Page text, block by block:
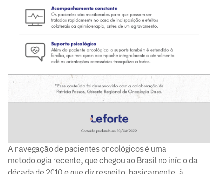
A navegação de pacientes oncológicos é uma
metodologia recente, que chegou ao Brasil no início da